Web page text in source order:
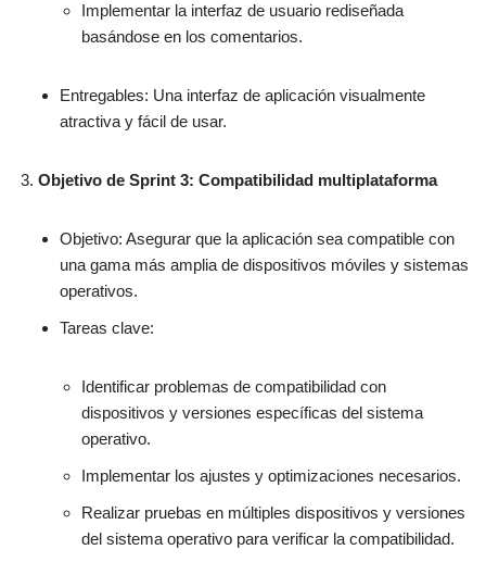
Implementar la interfaz de usuario rediseñada
basándose en los comentarios.
Entregables: Una interfaz de aplicación visualmente
atractiva y fácil de usar.
Objetivo de Sprint 3: Compatibilidad multiplataforma
Objetivo: Asegurar que la aplicación sea compatible con
una gama más amplia de dispositivos móviles y sistemas
operativos.
Tareas clave:
Identificar problemas de compatibilidad con
dispositivos y versiones específicas del sistema
operativo.
Implementar los ajustes y optimizaciones necesarios.
Realizar pruebas en múltiples dispositivos y versiones
del sistema operativo para verificar la compatibilidad.